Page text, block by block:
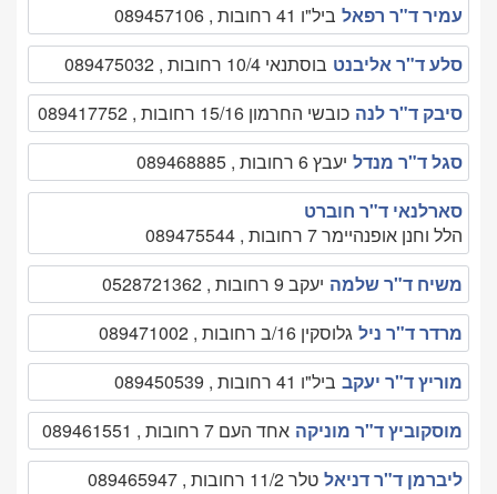
עמיר ד"ר רפאל ביל"ו 41 רחובות , 089457106
סלע ד"ר אליבנט בוסתנאי 10/4 רחובות , 089475032
סיבק ד"ר לנה כובשי החרמון 15/16 רחובות , 089417752
סגל ד"ר מנדל יעבץ 6 רחובות , 089468885
סארלנאי ד"ר חוברט
הלל וחנן אופנהיימר 7 רחובות , 089475544
משיח ד"ר שלמה יעקב 9 רחובות , 0528721362
מרדר ד"ר ניל גלוסקין 16/ב רחובות , 089471002
מוריץ ד"ר יעקב ביל"ו 41 רחובות , 089450539
מוסקוביץ ד"ר מוניקה אחד העם 7 רחובות , 089461551
ליברמן ד"ר דניאל טלר 11/2 רחובות , 089465947